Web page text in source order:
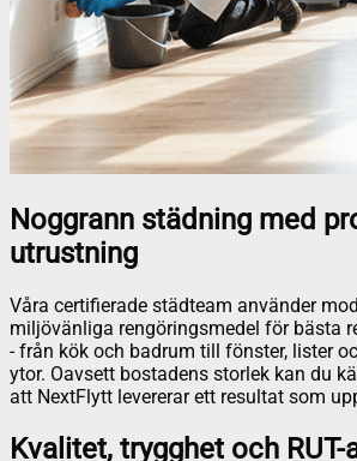
Noggrann städning med
utrustning
Våra certifierade städteam använder
miljövänliga rengöringsmedel för bästa
- från kök och badrum till fönster, lister
ytor. Oavsett bostadens storlek kan du
att NextFlytt levererar ett resultat som
Kvalitet, trygghet och RUT-